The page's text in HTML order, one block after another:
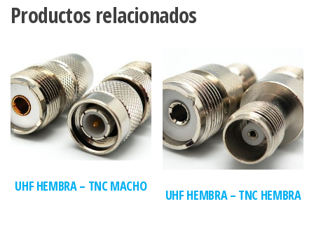
Productos relacionados
UHF HEMBRA – TNC MACHO
UHF HEMBRA – TNC HEMBRA